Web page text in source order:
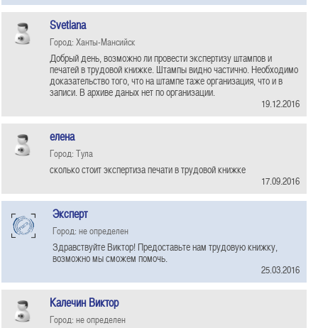
Svetlana
Город: Ханты-Мансийск
Добрый день, возможно ли провести экспертизу штампов и
печатей в трудовой книжке. Штампы видно частично. Необходимо
доказательство того, что на штампе таже организация, что и в
записи. В архиве даных нет по организации.
19.12.2016
елена
Город: Тула
сколько стоит экспертиза печати в трудовой книжке
17.09.2016
Эксперт
Город: не определен
Здравствуйте Виктор! Предоставьте нам трудовую книжку,
возможно мы сможем помочь.
25.03.2016
Калечин Виктор
Город: не определен